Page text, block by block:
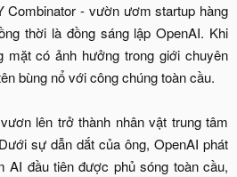
Combinator - vườn ươm startup hàng
thời là đồng sáng lập OpenAI. Khi
mặt có ảnh hưởng trong giới chuyên
bùng nổ với công chúng toàn cầu.
lên trở thành nhân vật trung tâm
sự dẫn dắt của ông, OpenAI phát
AI đầu tiên được phủ sóng toàn cầu,